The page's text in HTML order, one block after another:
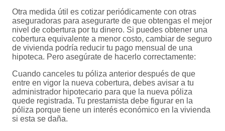
Otra medida útil es cotizar periódicamente con otras
aseguradoras para asegurarte de que obtengas el mejor
nivel de cobertura por tu dinero. Si puedes obtener una
cobertura equivalente a menor costo, cambiar de seguro
de vivienda podría reducir tu pago mensual de una
hipoteca. Pero asegúrate de hacerlo correctamente:
Cuando canceles tu póliza anterior después de que
entre en vigor la nueva cobertura, debes avisar a tu
administrador hipotecario para que la nueva póliza
quede registrada. Tu prestamista debe figurar en la
póliza porque tiene un interés económico en la vivienda
si esta se daña.